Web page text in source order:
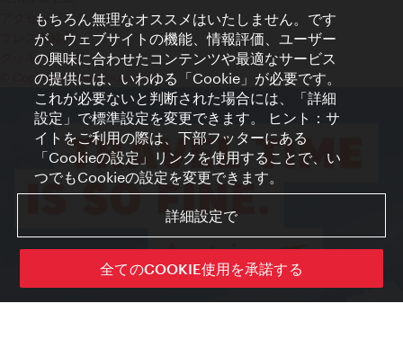
アクセシビリティ
プレス連絡先
クッキーの設定
© Copyright WienTourismus
もちろん無理なオススメはいたしません。です
が、ウェブサイトの機能、情報評価、ユーザー
の興味に合わせたコンテンツや最適なサービス
の提供には、いわゆる「Cookie」が必要です。
これが必要ないと判断された場合には、「詳細
設定」で標準設定を変更できます。 ヒント：サ
イトをご利用の際は、下部フッターにある
「Cookieの設定」リンクを使用することで、い
つでもCookieの設定を変更できます。
詳細設定で
全てのCOOKIE使用を承諾する